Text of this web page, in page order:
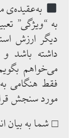
به‌عقیده‌ی
‌به “ویژگی”
دیگر ارزش‌
داشته ‌باشد و
می‌خواهم
فقط هنگامی
مورد سنجش
□ شما به ‌بیان